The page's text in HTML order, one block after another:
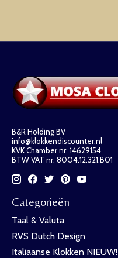
B&R Holding BV
info@klokkendiscounter.nl
KVK Chamber nr: 14629154
BTW VAT nr: 8004.12.321.B01
Categorieën
Taal & Valuta
RVS Dutch Design
Italiaanse Klokken NIEUW!